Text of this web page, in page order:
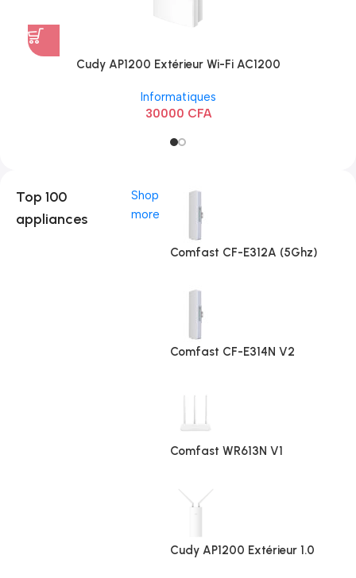
Cudy AP1200 Extérieur Wi-Fi AC1200
Informatiques
30000 CFA
Top 100
appliances
Shop
more
Comfast CF-E312A (5Ghz)
Comfast CF-E314N V2
Comfast WR613N V1
Cudy AP1200 Extérieur 1.0